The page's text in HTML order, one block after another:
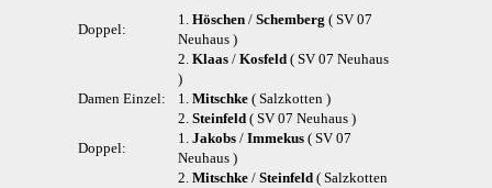
Doppel:
1. Höschen / Schemberg ( SV 07
Neuhaus )
2. Klaas / Kosfeld ( SV 07 Neuhaus
)
Damen Einzel:
1. Mitschke ( Salzkotten )
2. Steinfeld ( SV 07 Neuhaus )
Doppel:
1. Jakobs / Immekus ( SV 07
Neuhaus )
2. Mitschke / Steinfeld ( Salzkotten